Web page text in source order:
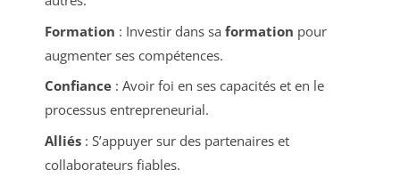
Formation : Investir dans sa formation pour
augmenter ses compétences.
Confiance: Avoir foi en ses capacités et en le
processus entrepreneurial.
Alliés: S’appuyer sur des partenaires et
collaborateurs fiables.